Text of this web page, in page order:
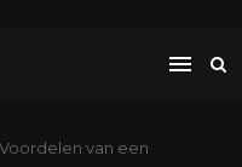
van een